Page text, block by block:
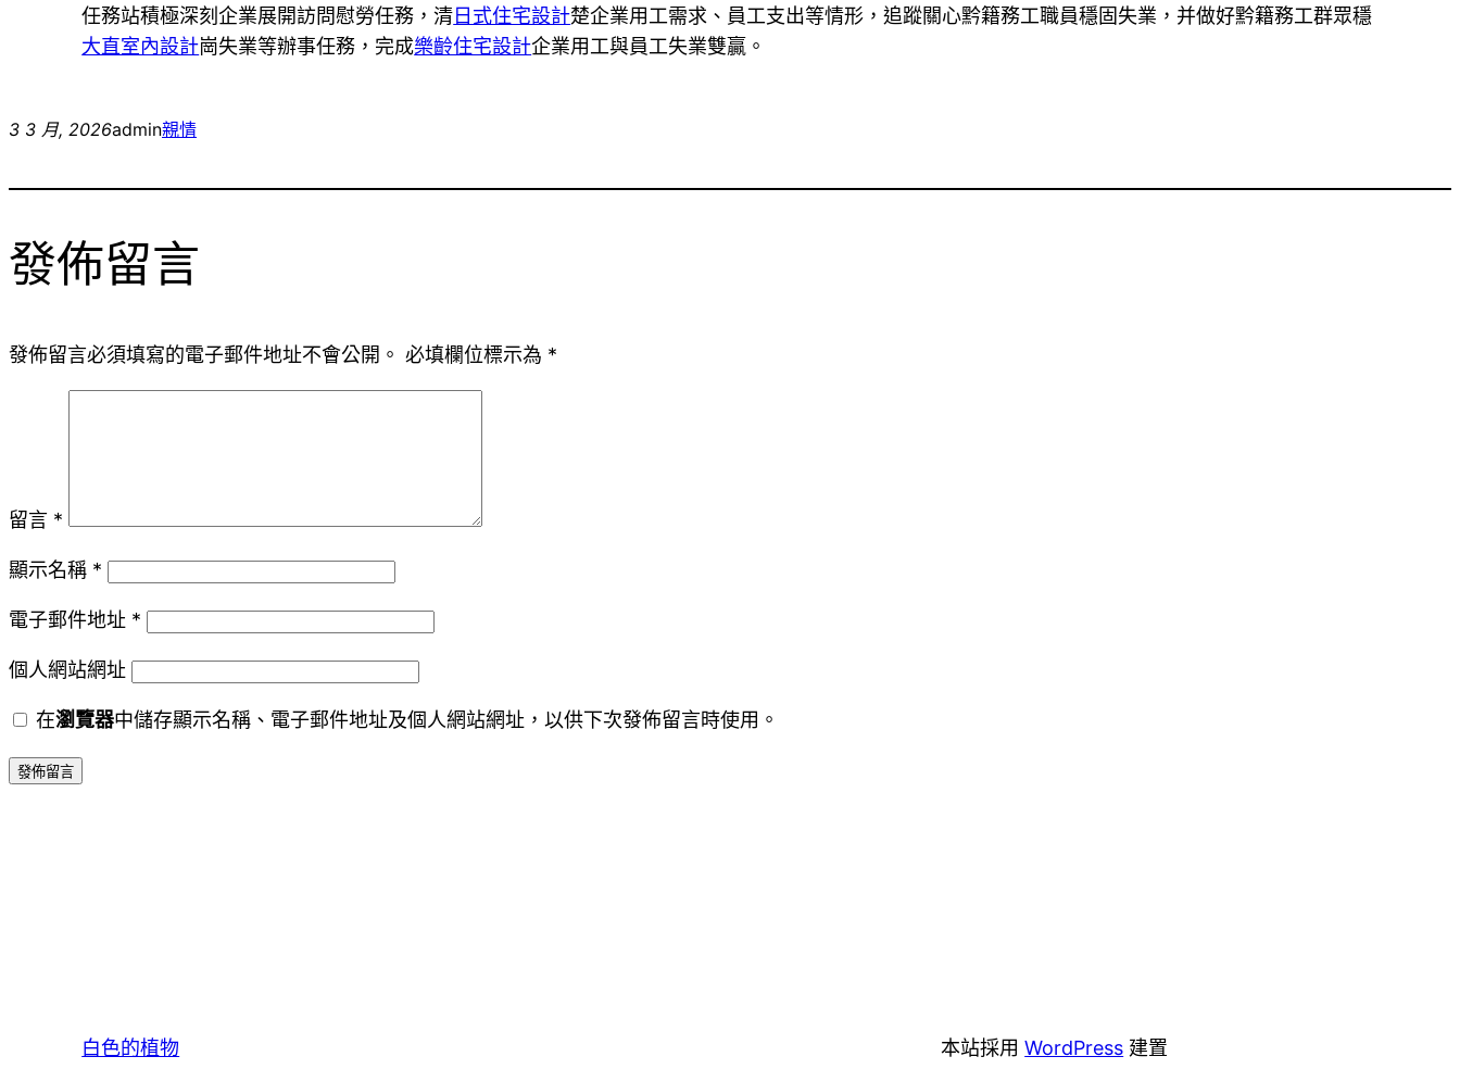
任務站積極深刻企業展開訪問慰勞任務，清日式住宅設計楚企業用工需求、員工支出等情形，追蹤關心黔籍務工職員穩固失業，并做好黔籍務工群眾穩
大直室內設計崗失業等辦事任務，完成樂齡住宅設計企業用工與員工失業雙贏。
3 3 月, 2026admin親情
發佈留言
發佈留言必須填寫的電子郵件地址不會公開。 必填欄位標示為 *
留言 *
顯示名稱 *
電子郵件地址 *
個人網站網址
在瀏覽器中儲存顯示名稱、電子郵件地址及個人網站網址，以供下次發佈留言時使用。
白色的植物 本站採用WordPress 建置